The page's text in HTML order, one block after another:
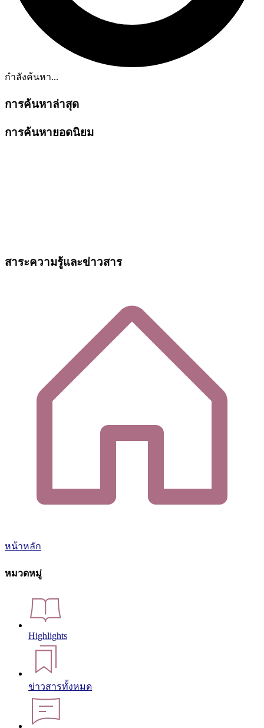
กำลังค้นหา...
การค้นหาล่าสุด
การค้นหายอดนิยม
สาระความรู้และข่าวสาร
หน้าหลัก
หมวดหมู่
Highlights
ข่าวสารทั้งหมด